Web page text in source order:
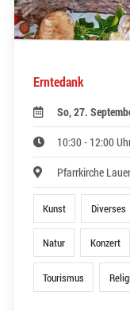
Erntedank
So, 27.
10:30 - 12:00
Pfarrkirche
Kunst Diverses
Natur Konzert
Tourismus